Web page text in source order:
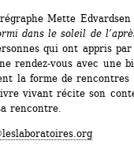
Mette
dans le soleil de
qui ont appris
rendez-vous avec une
la forme de rencontres
vivant récite son
rencontre.